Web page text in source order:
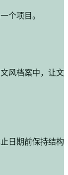
个项目。
风档案中，让文
日期前保持结构